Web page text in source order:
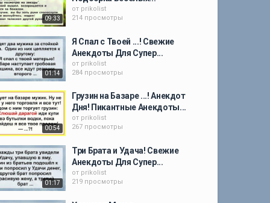
09:33
от prikolist
214 просмотры
01:14
Я Спал с Твоей ...! Свежие
Анекдоты Для Супер...
от prikolist
284 просмотры
00:54
Грузин на Базаре ...! Анекдот
Дня! Пикантные Анекдоты...
от prikolist
267 просмотры
01:17
Три Брата и Удача! Свежие
Анекдоты Для Супер...
от prikolist
219 просмотры